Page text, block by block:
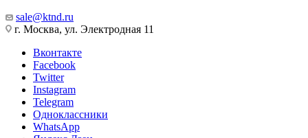
sale@ktnd.ru
г. Москва, ул. Электродная 11
Вконтакте
Facebook
Twitter
Instagram
Telegram
Одноклассники
WhatsApp